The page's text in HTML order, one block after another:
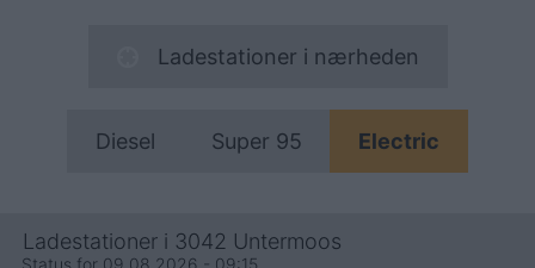
Ladestationer i nærheden
Diesel Super 95 Electric
Ladestationer i 3042 Untermoos
Status for 09.08.2026 - 09:15